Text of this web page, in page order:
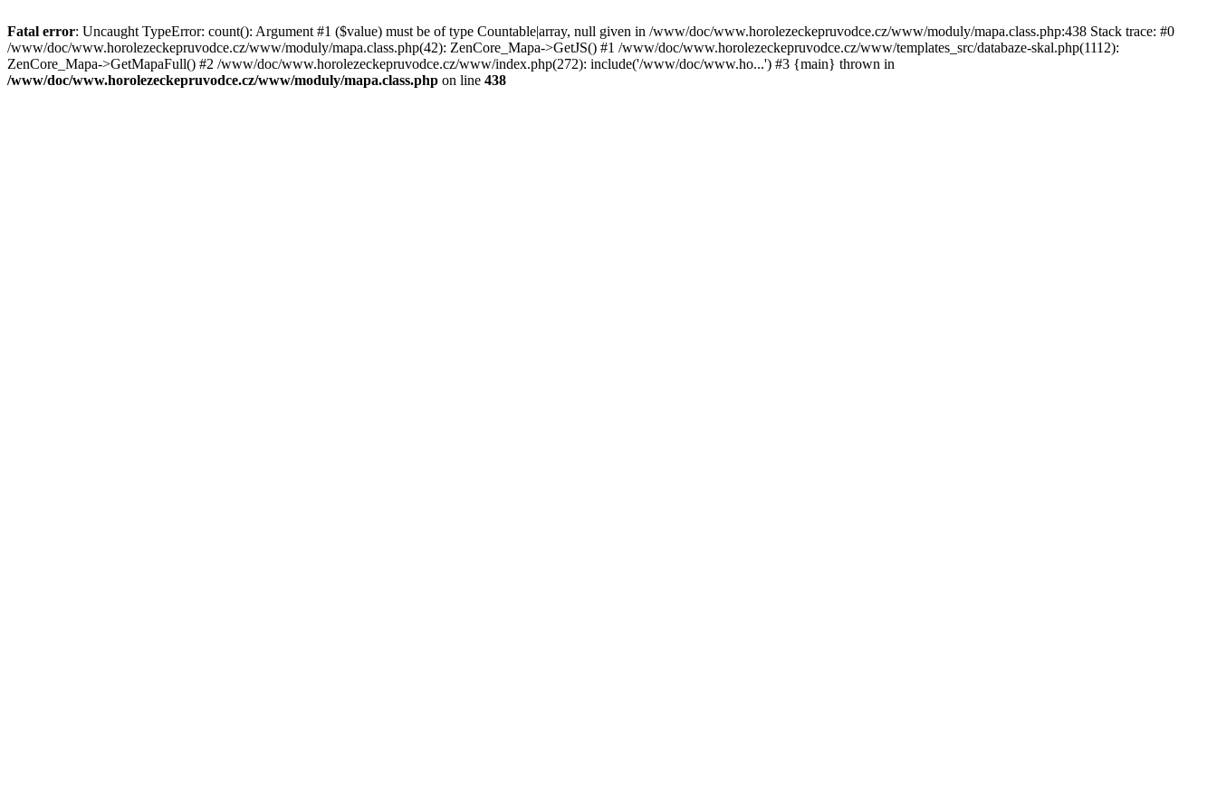
Fatal error: Uncaught TypeError: count(): Argument #1 ($value) must be of type Countable|array, null given in /www/doc/www.horolezeckepruvodce.cz/www/moduly/mapa.class.php:438 Stack trace: #0
/www/doc/www.horolezeckepruvodce.cz/www/moduly/mapa.class.php(42): ZenCore_Mapa->GetJS() #1 /www/doc/www.horolezeckepruvodce.cz/www/templates_src/databaze-skal.php(1112):
ZenCore_Mapa->GetMapaFull() #2 /www/doc/www.horolezeckepruvodce.cz/www/index.php(272): include('/www/doc/www.ho...') #3 {main} thrown in
/www/doc/www.horolezeckepruvodce.cz/www/moduly/mapa.class.php on line 438